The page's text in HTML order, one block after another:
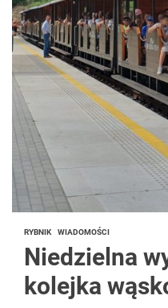
RYBNIK WIADOMOŚCI
Niedzielna
kolejka